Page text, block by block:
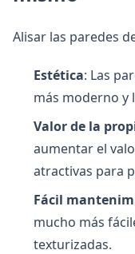
Alisar las paredes
Estética: Las
más moderno y
Valor de la
aumentar el
atractivas para
Fácil
mucho más
texturizadas.